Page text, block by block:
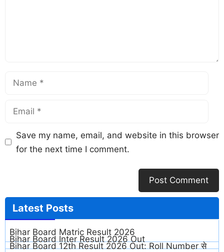
Save my name, email, and website in this browser
for the next time I comment.
Latest Posts
Bihar Board Matric Result 2026
Bihar Board Inter Result 2026 Out
Bihar Board 12th Result 2026 Out: Roll Number से